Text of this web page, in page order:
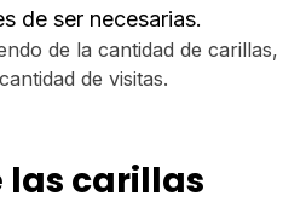
de ser necesarias.
de la cantidad de carillas,
de visitas.
las carillas